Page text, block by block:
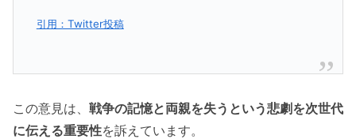
引用：Twitter投稿
この意見は、 戦争の記憶と両親を失うという悲劇を次世代
に伝える重要性を訴えています。